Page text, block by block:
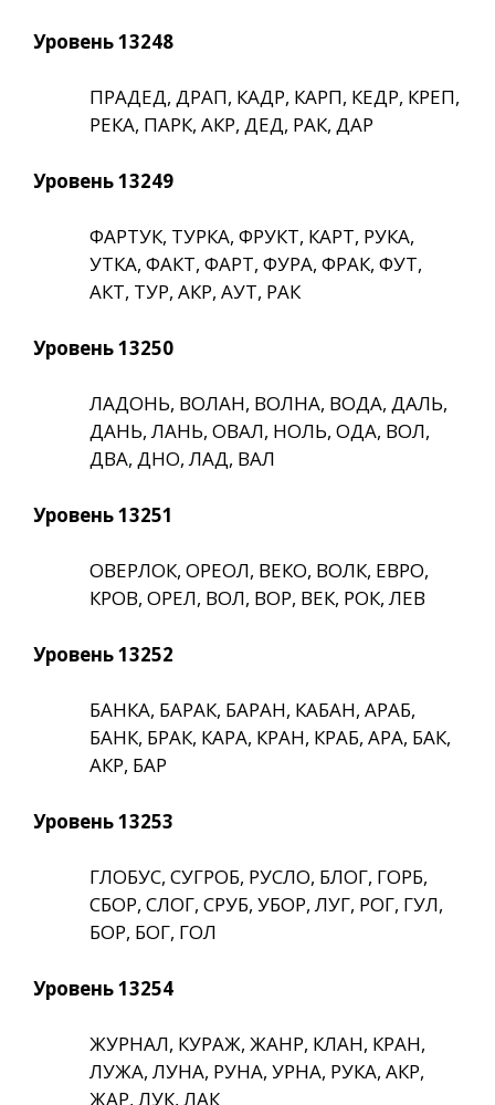
Уровень 13248
ПРАДЕД, ДРАП, КАДР, КАРП, КЕДР, КРЕП,
РЕКА, ПАРК, АКР, ДЕД, РАК, ДАР
Уровень 13249
ФАРТУК, ТУРКА, ФРУКТ, КАРТ, РУКА,
УТКА, ФАКТ, ФАРТ, ФУРА, ФРАК, ФУТ,
АКТ, ТУР, АКР, АУТ, РАК
Уровень 13250
ЛАДОНЬ, ВОЛАН, ВОЛНА, ВОДА, ДАЛЬ,
ДАНЬ, ЛАНЬ, ОВАЛ, НОЛЬ, ОДА, ВОЛ,
ДВА, ДНО, ЛАД, ВАЛ
Уровень 13251
ОВЕРЛОК, ОРЕОЛ, ВЕКО, ВОЛК, ЕВРО,
КРОВ, ОРЕЛ, ВОЛ, ВОР, ВЕК, РОК, ЛЕВ
Уровень 13252
БАНКА, БАРАК, БАРАН, КАБАН, АРАБ,
БАНК, БРАК, КАРА, КРАН, КРАБ, АРА, БАК,
АКР, БАР
Уровень 13253
ГЛОБУС, СУГРОБ, РУСЛО, БЛОГ, ГОРБ,
СБОР, СЛОГ, СРУБ, УБОР, ЛУГ, РОГ, ГУЛ,
БОР, БОГ, ГОЛ
Уровень 13254
ЖУРНАЛ, КУРАЖ, ЖАНР, КЛАН, КРАН,
ЛУЖА, ЛУНА, РУНА, УРНА, РУКА, АКР,
ЖАР, ЛУК, ЛАК